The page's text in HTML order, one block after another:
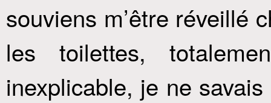
souviens m’être réveillé
les toilettes,
inexplicable, je ne